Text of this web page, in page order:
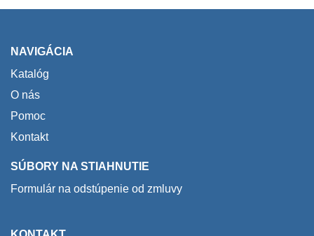
NAVIGÁCIA
Katalóg
O nás
Pomoc
Kontakt
SÚBORY NA STIAHNUTIE
Formulár na odstúpenie od zmluvy